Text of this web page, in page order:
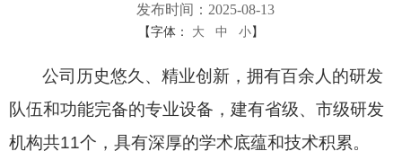
发布时间：2025-08-13
【字体： 大 中 小】
公司历史悠久、精业创新，拥有百余人的研发
队伍和功能完备的专业设备，建有省级、市级研发
机构共11个，具有深厚的学术底蕴和技术积累。